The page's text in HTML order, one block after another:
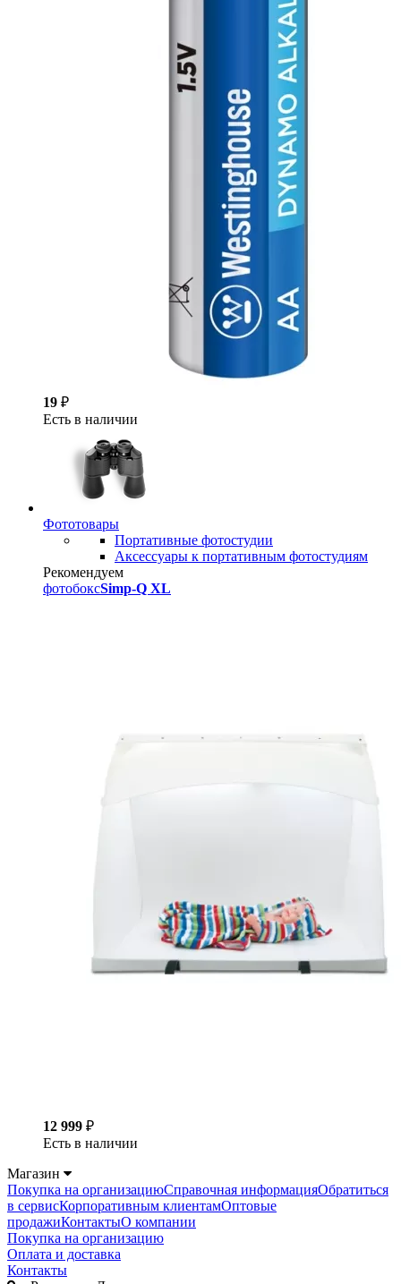
19 ₽
Есть в наличии
Фототовары
Портативные фотостудии
Аксессуары к портативным фотостудиям
Рекомендуем
фотобоксSimp-Q XL
12 999 ₽
Есть в наличии
Магазин
Покупка на организациюСправочная информацияОбратиться
в сервисКорпоративным клиентамОптовые
продажиКонтактыО компании
Покупка на организацию
Оплата и доставка
Контакты